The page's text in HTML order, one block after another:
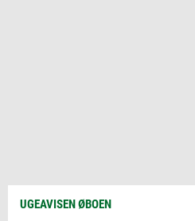
UGEAVISEN ØBOEN